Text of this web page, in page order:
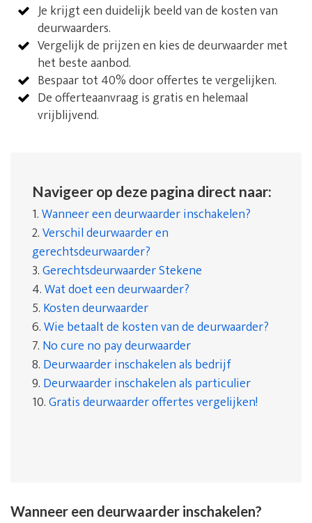
Je krijgt een duidelijk beeld van de kosten van
deurwaarders.
Vergelijk de prijzen en kies de deurwaarder met
het beste aanbod.
Bespaar tot 40% door offertes te vergelijken.
De offerteaanvraag is gratis en helemaal
vrijblijvend.
Navigeer op deze pagina direct naar:
1.Wanneer een deurwaarder inschakelen?
2.Verschil deurwaarder en
gerechtsdeurwaarder?
3.Gerechtsdeurwaarder Stekene
4.Wat doet een deurwaarder?
5. Kosten deurwaarder
6.Wie betaalt de kosten van de deurwaarder?
7. No cure no pay deurwaarder
8. Deurwaarder inschakelen als bedrijf
9. Deurwaarder inschakelen als particulier
10.Gratis deurwaarder offertes vergelijken!
Wanneer een deurwaarder inschakelen?